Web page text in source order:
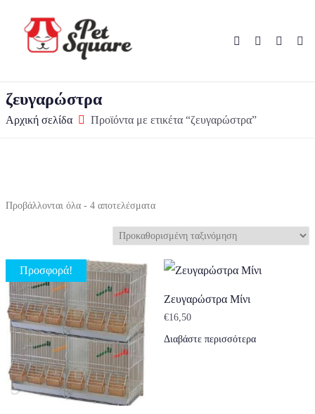
ζευγαρώστρα
Αρχική σελίδα Προϊόντα με ετικέτα “ζευγαρώστρα”
Προβάλλονται όλα - 4 αποτελέσματα
Προσφορά!
Ζευγαρώστρα Μίνι
€16,50
Διαβάστε περισσότερα